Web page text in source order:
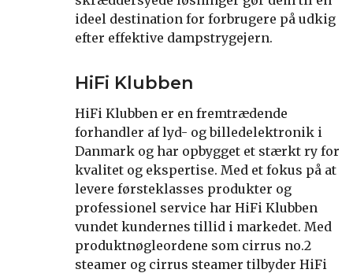
ideel destination for forbrugere på udkig
efter effektive dampstrygejern.
HiFi Klubben
HiFi Klubben er en fremtrædende
forhandler af lyd- og billedelektronik i
Danmark og har opbygget et stærkt ry for
kvalitet og ekspertise. Med et fokus på at
levere førsteklasses produkter og
professionel service har HiFi Klubben
vundet kundernes tillid i markedet. Med
produktnøgleordene som cirrus no.2
steamer og cirrus steamer tilbyder HiFi